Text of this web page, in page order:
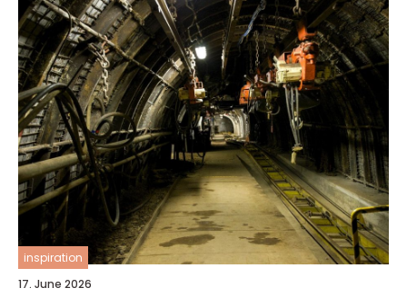
inspiration
17. June 2026